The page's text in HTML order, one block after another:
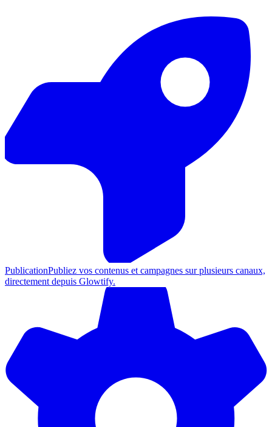
PublicationPubliez vos contenus et campagnes sur plusieurs canaux,
directement depuis Glowtify.